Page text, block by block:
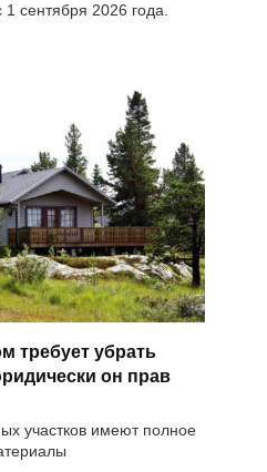
1 сентября 2026 года.
требует убрать
он прав
участков имеют полное